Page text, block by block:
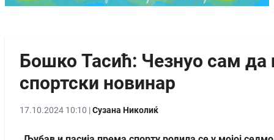
Бошко Тасић: Чезнуо сам да
спортски новинар
17.10.2024 10:10 |Сузана Николиќ